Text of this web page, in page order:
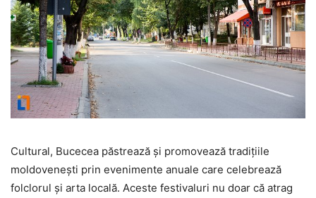
Cultural, Bucecea păstrează și promovează tradițiile
moldovenești prin evenimente anuale care celebrează
folclorul și arta locală. Aceste festivaluri nu doar că atrag